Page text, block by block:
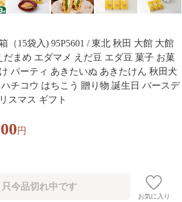
（15袋入) 95P5601 / 東北 秋田 大館 大館
だまめ エダマメ えだ豆 エダ豆 菓子 お菓
パーティ あきたいぬ あきたけん 秋田犬
チコウ はちこう 贈り物 誕生日 バースデ
スマス ギフト
円
お気に入り